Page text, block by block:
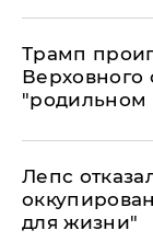
Трамп
Верховного
"родильном
Лепс
для жизни"